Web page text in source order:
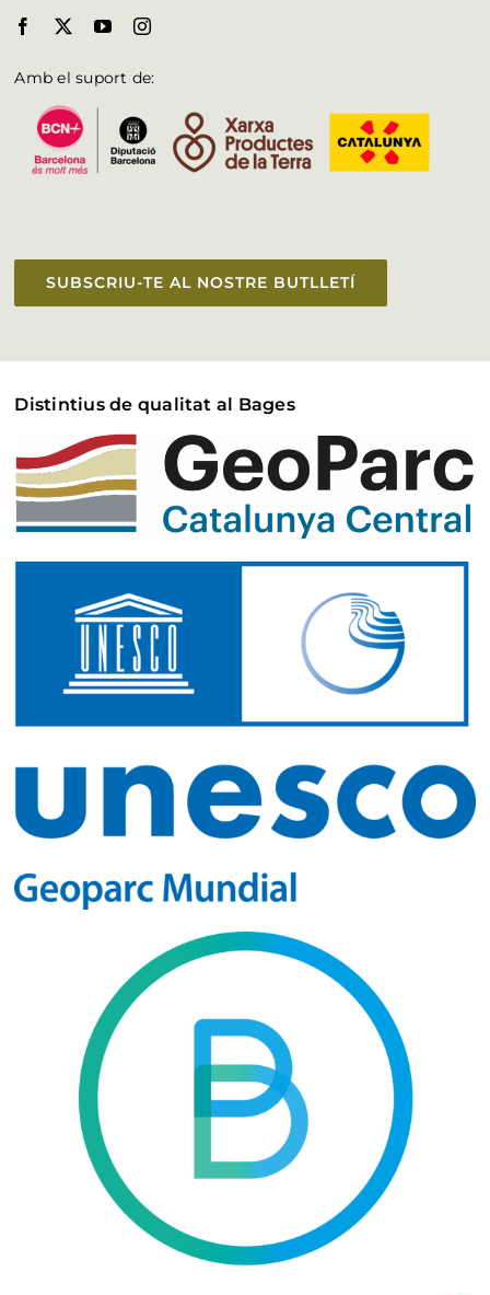
Amb el suport de:
SUBSCRIU-TE AL NOSTRE BUTLLETÍ
Distintius de qualitat al Bages